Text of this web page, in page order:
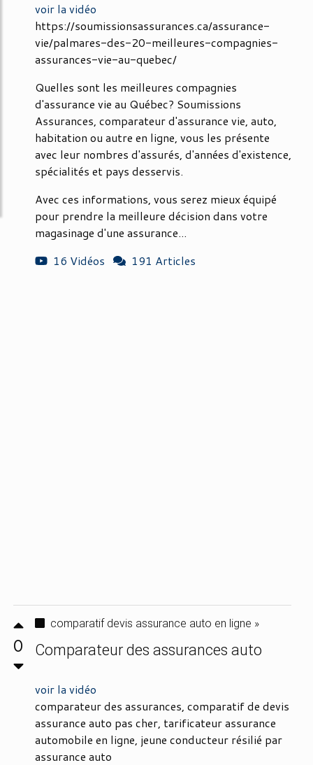
voir la vidéo
https://soumissionsassurances.ca/assurance-
vie/palmares-des-20-meilleures-compagnies-
assurances-vie-au-quebec/
Quelles sont les meilleures compagnies
d'assurance vie au Québec? Soumissions
Assurances, comparateur d'assurance vie, auto,
habitation ou autre en ligne, vous les présente
avec leur nombres d'assurés, d'années d'existence,
spécialités et pays desservis.
Avec ces informations, vous serez mieux équipé
pour prendre la meilleure décision dans votre
magasinage d'une assurance...
16 Vidéos
191 Articles
0
comparatif devis assurance auto en ligne »
Comparateur des assurances auto
voir la vidéo
comparateur des assurances, comparatif de devis
assurance auto pas cher, tarificateur assurance
automobile en ligne, jeune conducteur résilié par
assurance auto